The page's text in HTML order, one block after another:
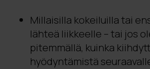
Millaisilla kokeiluilla tai
lähteä liikkeelle – tai jos
pitemmällä, kuinka
hyödyntämistä